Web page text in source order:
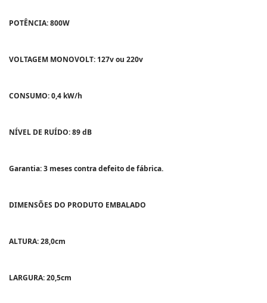
POTÊNCIA: 800W
VOLTAGEM MONOVOLT: 127v ou 220v
CONSUMO: 0,4 kW/h
NÍVEL DE RUÍDO: 89 dB
Garantia: 3 meses contra defeito de fábrica.
DIMENSÕES DO PRODUTO EMBALADO
ALTURA: 28,0cm
LARGURA: 20,5cm